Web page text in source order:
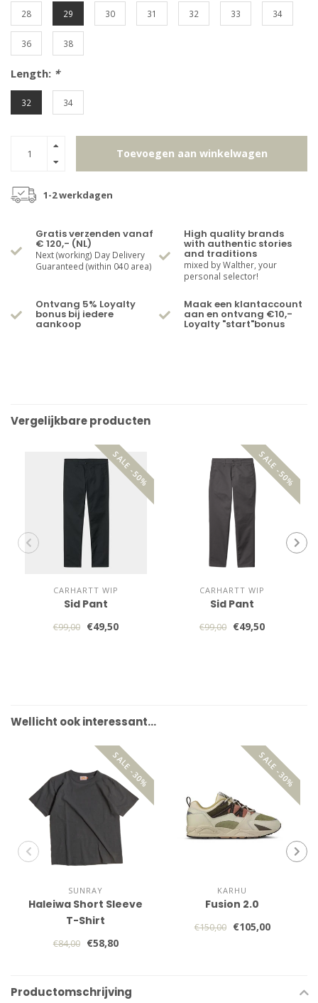
28 29 30 31 32 33 34
36 38
Length: *
32 34
Toevoegen aan winkelwagen
1-2 werkdagen
Gratis verzenden vanaf
€ 120,- (NL)
Next (working) Day Delivery
Guaranteed (within 040 area)
High quality brands
with authentic stories
and traditions
mixed by Walther, your
personal selector!
Ontvang 5% Loyalty
bonus bij iedere
aankoop
Maak een klantaccount
aan en ontvang €10,-
Loyalty "start"bonus
Vergelijkbare producten
SALE -50%
CARHARTT WIP
Sid Pant
€99,00 €49,50
SALE -50%
CARHARTT WIP
Sid Pant
€99,00 €49,50
Wellicht ook interessant…
SALE -30%
SUNRAY
Haleiwa Short Sleeve
T-Shirt
€84,00 €58,80
SALE -30%
KARHU
Fusion 2.0
€150,00 €105,00
Productomschrijving